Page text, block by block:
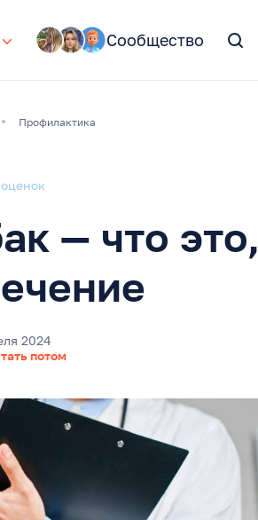
Сообщество
Профилактика
— что это,
2024
потом